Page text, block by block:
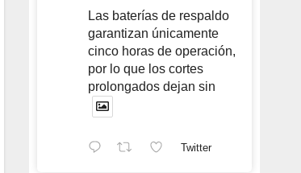
Las baterías de respaldo
garantizan únicamente
cinco horas de operación,
por lo que los cortes
prolongados dejan sin
Twitter